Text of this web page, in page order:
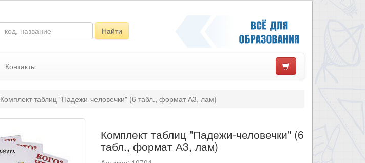
Найти
Контакты
Комплект таблиц "Падежи-человечки" (6 табл., формат А3, лам)
Комплект таблиц "Падежи-человечки" (6
табл., формат А3, лам)